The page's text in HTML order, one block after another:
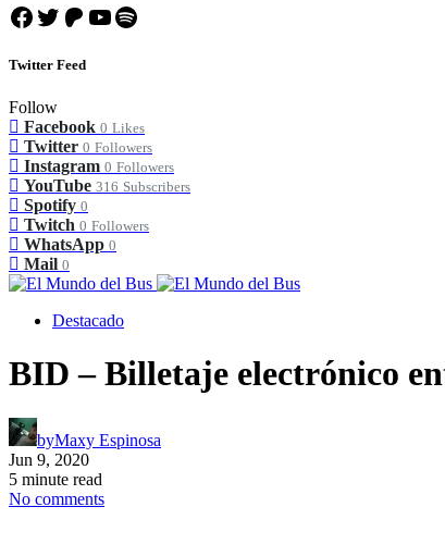
Facebook
Twitter
Patreon
YouTube
Spotify
Twitter Feed
Follow
Facebook 0 Likes
Twitter 0 Followers
Instagram 0 Followers
YouTube 316 Subscribers
Spotify 0
Twitch 0 Followers
WhatsApp 0
Mail 0
Destacado
BID – Billetaje electrónico
byMaxy Espinosa
Jun 9, 2020
5 minute read
No comments